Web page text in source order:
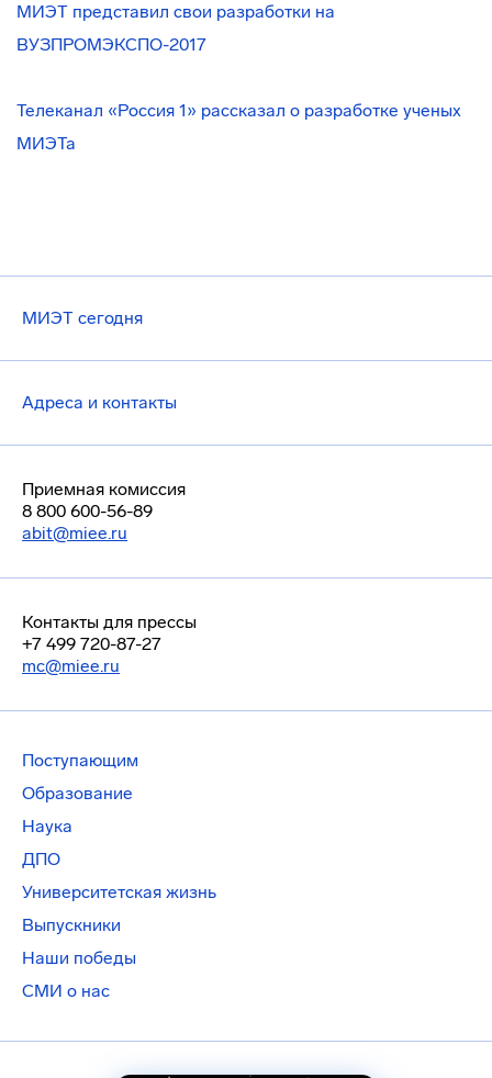
МИЭТ представил свои разработки на
ВУЗПРОМЭКСПО-2017
Телеканал «Россия 1» рассказал о разработке ученых
МИЭТа
МИЭТ сегодня
Адреса и контакты
Приемная комиссия
8 800 600-56-89
abit@miee.ru
Контакты для прессы
+7 499 720-87-27
mc@miee.ru
Поступающим
Образование
Наука
ДПО
Университетская жизнь
Выпускники
Наши победы
СМИ о нас